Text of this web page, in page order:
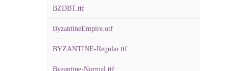
BZDBT.ttf
ByzantineEmpire.otf
BYZANTINE-Regular.ttf
Byzantine-Normal.ttf